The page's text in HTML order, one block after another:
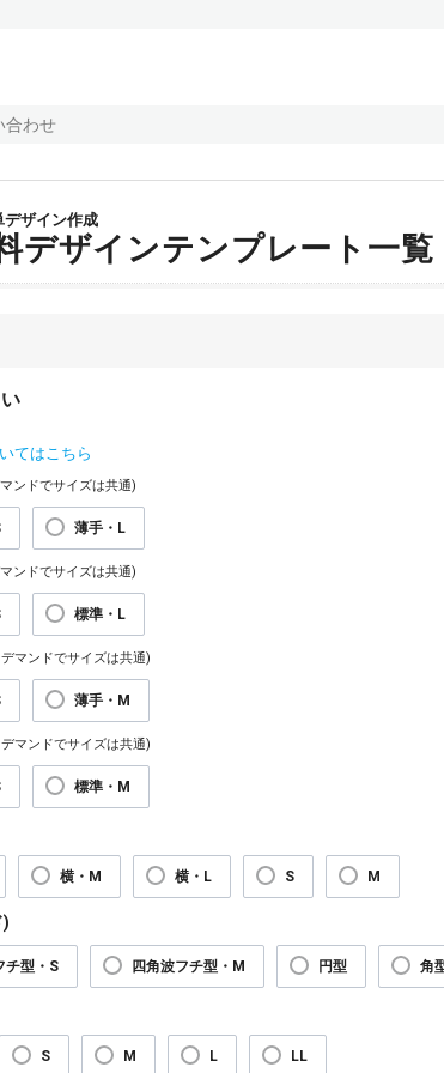
合わせ
デザイン作成
デザインテンプレート一覧
てはこちら
ンドでサイズは共通)
薄手・L
ンドでサイズは共通)
標準・L
マンドでサイズは共通)
薄手・M
マンドでサイズは共通)
標準・M
横・M 横・L S M
)
チ型・S 四角波フチ型・M 円型 角
S M L LL